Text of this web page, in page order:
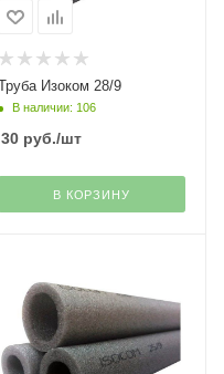
Труба Изоком 28/9
В наличии: 106
30руб./шт
В КОРЗИНУ